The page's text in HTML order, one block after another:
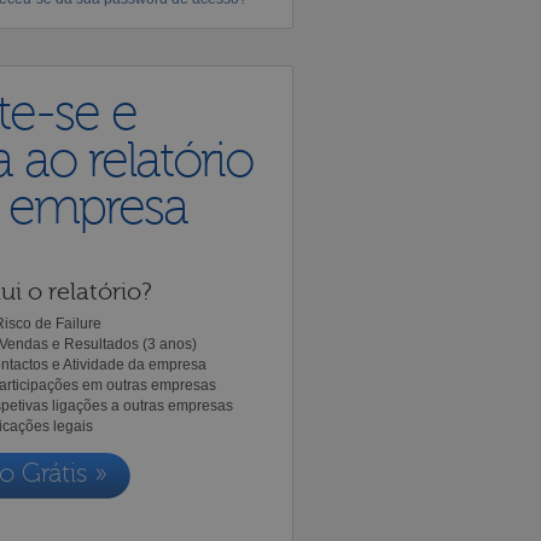
se e
ao relatório
o relatório?
de Failure
e Resultados (3 anos)
e Atividade da empresa
em outras empresas
ligações a outras empresas
legais
Grátis »